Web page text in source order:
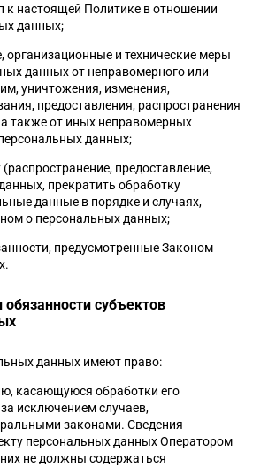
к настоящей Политике в отношении
данных;
и технические меры
данных от неправомерного или
уничтожения, изменения,
предоставления, распространения
также от иных неправомерных
данных;
предоставление,
прекратить обработку
данные в порядке и случаях,
о персональных данных;
предусмотренные Законом
субъектов
данных имеют право:
касающуюся обработки его
исключением случаев,
законами. Сведения
персональных данных Оператором
не должны содержаться